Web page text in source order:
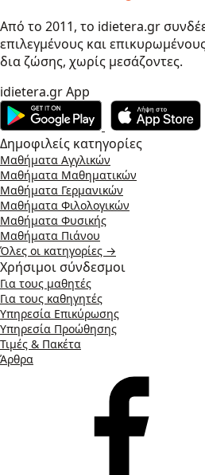
Από το 2011, το idietera.gr
επιλεγμένους και
δια ζώσης, χωρίς μεσάζοντες.
idietera.gr App
Δημοφιλείς κατηγορίες
Μαθήματα Αγγλικών
Μαθήματα Μαθηματικών
Μαθήματα Γερμανικών
Μαθήματα Φιλολογικών
Μαθήματα Φυσικής
Μαθήματα Πιάνου
Όλες οι κατηγορίες →
Χρήσιμοι σύνδεσμοι
Για τους μαθητές
Για τους καθηγητές
Υπηρεσία Επικύρωσης
Υπηρεσία Προώθησης
Τιμές & Πακέτα
Άρθρα